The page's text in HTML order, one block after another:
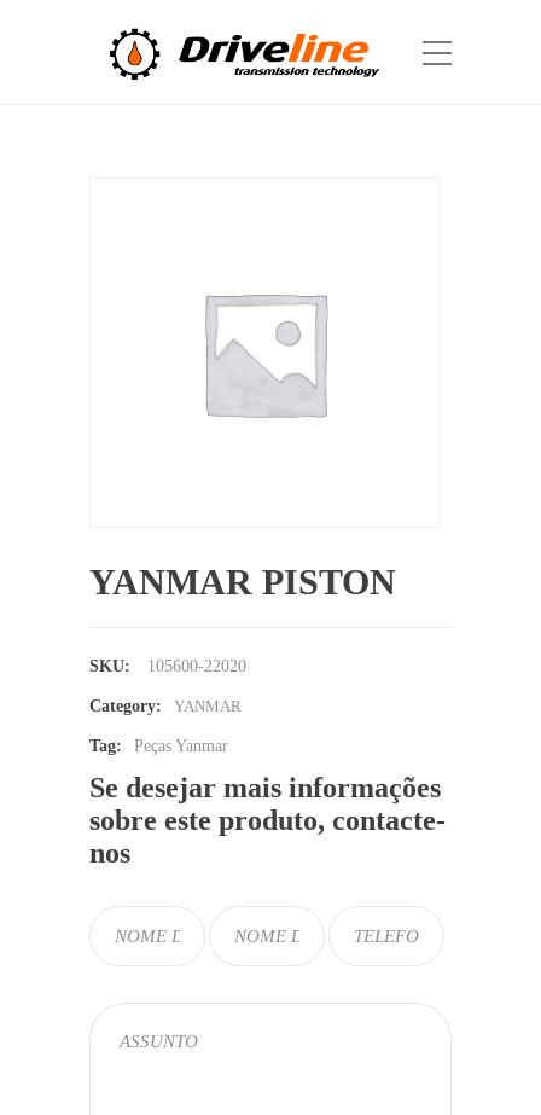
YANMAR PISTON
SKU: 105600-22020
Category: YANMAR
Tag: Peças Yanmar
Se desejar mais informações
sobre este produto, contacte-
nos